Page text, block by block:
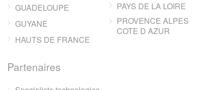
GUADELOUPE
GUYANE
HAUTS DE FRANCE
PAYS DE LA LOIRE
PROVENCE ALPES
COTE D AZUR
Partenaires